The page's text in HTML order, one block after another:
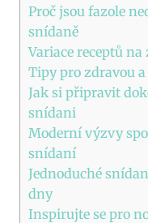
Proč jsou fazole
snídaně
Variace receptů
Tipy pro zdravou
Jak si připravit
snídani
Moderní výzvy
snídaní
Jednoduché
dny
Inspirujte se pro